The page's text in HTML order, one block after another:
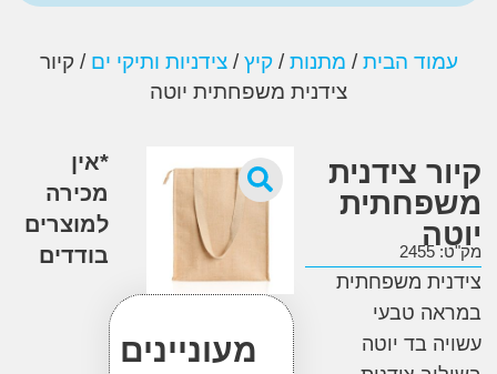
הבית/מתנות /קיץ/צידניות ותיקי ים/ קיור
צידנית משפחתית יוטה
צידנית
משפחתית
טבעי
בד יוטה
מעוניינים
מכירה
למוצרים
בודדים